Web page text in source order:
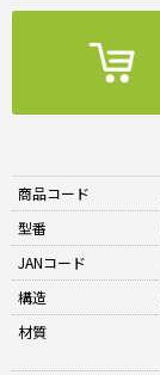
商品コード
型番
JANコード
構造
材質